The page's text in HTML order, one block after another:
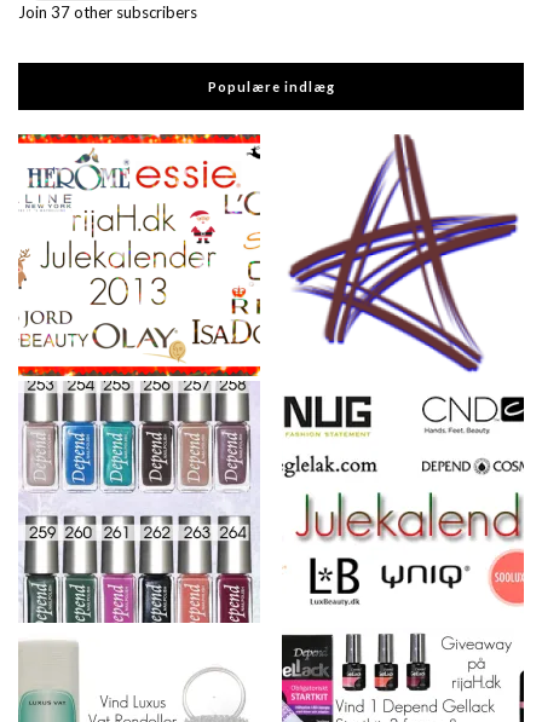
Join 37 other subscribers
Populære indlæg